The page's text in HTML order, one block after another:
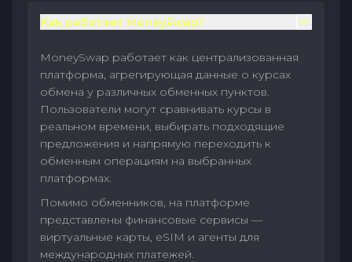
Как работает MoneySwap?
MoneySwap работает как централизованная
платформа, агрегирующая данные о курсах
обмена у различных обменных пунктов.
Пользователи могут сравнивать курсы в
реальном времени, выбирать подходящие
предложения и напрямую переходить к
обменным операциям на выбранных
платформах.
Помимо обменников, на платформе
представлены финансовые сервисы —
виртуальные карты, eSIM и агенты для
международных платежей.